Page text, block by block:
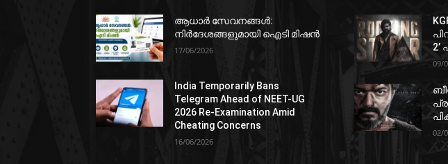
ആധാർ സേവനങ്ങൾ:
നിർദേശങ്ങളുമായി ഐടി മിഷൻ
17/06/2026
India Temporarily Bans
Telegram Ahead of NEET-UG
2026 Re-Examination Amid
Cheating Concerns
16/06/2026
09/
02/